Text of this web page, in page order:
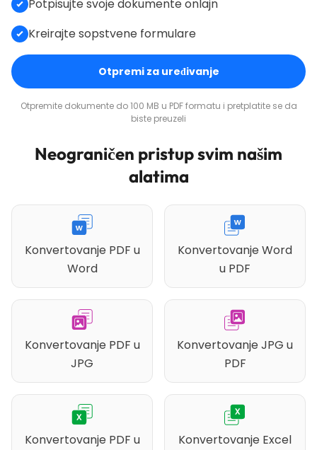
Potpisujte svoje dokumente onlajn
Kreirajte sopstvene formulare
Otpremi za uređivanje
Otpremite dokumente do 100 MB u PDF formatu i pretplatite se da
biste preuzeli
Neograničen pristup svim našim
alatima
Konvertovanje PDF u
Word
Konvertovanje Word
u PDF
Konvertovanje PDF u
JPG
Konvertovanje JPG u
PDF
Konvertovanje PDF u
Konvertovanje Excel